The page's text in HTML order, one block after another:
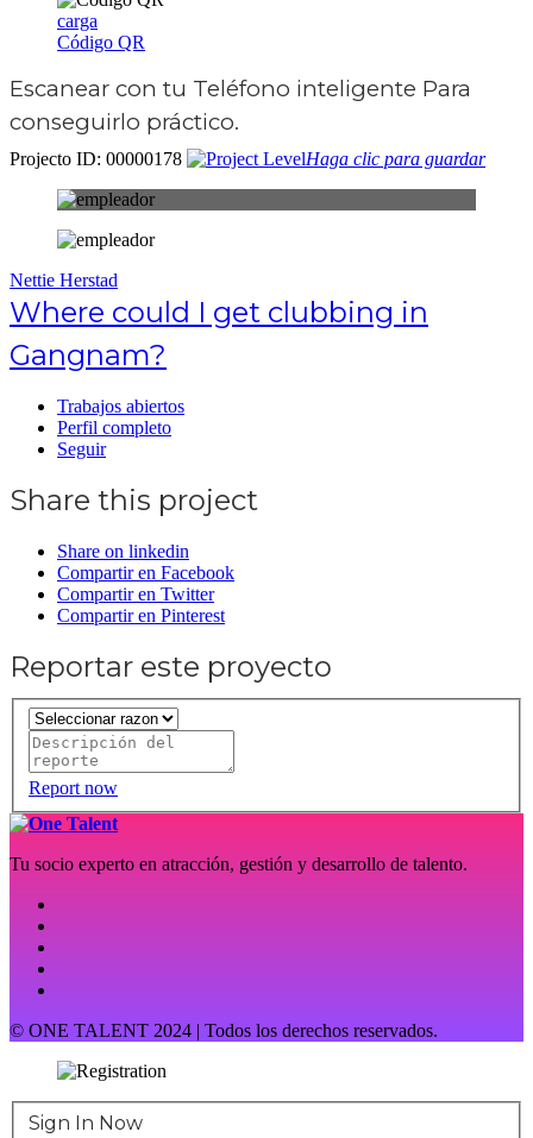
carga
Código QR
Escanear con tu Teléfono inteligente Para
conseguirlo práctico.
Projecto ID: 00000178 Haga clic para guardar
Nettie Herstad
Where could I get clubbing in
Gangnam?
Trabajos abiertos
Perfil completo
Seguir
Share this project
Share on linkedin
Compartir en Facebook
Compartir en Twitter
Compartir en Pinterest
Reportar este proyecto
Report now
Tu socio experto en atracción, gestión y desarrollo de talento.
© ONE TALENT 2024 | Todos los derechos reservados.
Sign In Now